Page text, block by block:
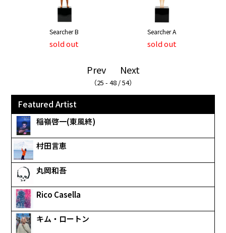
Searcher B
sold out
Searcher A
sold out
Prev Next
（25 - 48 / 54）
Featured Artist
稲嶺啓一(東風終)
村田言恵
丸岡和吾
Rico Casella
キム・ロートン